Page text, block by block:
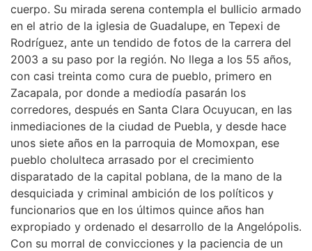
cuerpo. Su mirada serena contempla el bullicio armado
en el atrio de la iglesia de Guadalupe, en Tepexi de
Rodríguez, ante un tendido de fotos de la carrera del
2003 a su paso por la región. No llega a los 55 años,
con casi treinta como cura de pueblo, primero en
Zacapala, por donde a mediodía pasarán los
corredores, después en Santa Clara Ocuyucan, en las
inmediaciones de la ciudad de Puebla, y desde hace
unos siete años en la parroquia de Momoxpan, ese
pueblo cholulteca arrasado por el crecimiento
disparatado de la capital poblana, de la mano de la
desquiciada y criminal ambición de los políticos y
funcionarios que en los últimos quince años han
expropiado y ordenado el desarrollo de la Angelópolis.
Con su morral de convicciones y la paciencia de un